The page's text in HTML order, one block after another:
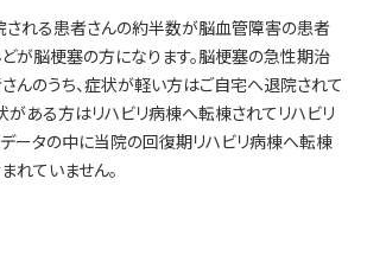
れる患者さんの約半数が脳血管障害の患者
どが脳梗塞の方になります。脳梗塞の急性期治
んのうち、症状が軽い方はご自宅へ退院されて
がある方はリハビリ病棟へ転棟されてリハビリ
データの中に当院の回復期リハビリ病棟へ転棟
れていません。